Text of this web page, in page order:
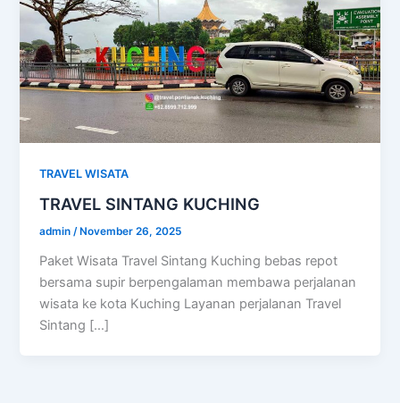
TRAVEL WISATA
TRAVEL SINTANG KUCHING
admin/ November 26, 2025
Paket Wisata Travel Sintang Kuching bebas repot
bersama supir berpengalaman membawa perjalanan
wisata ke kota Kuching Layanan perjalanan Travel
Sintang […]